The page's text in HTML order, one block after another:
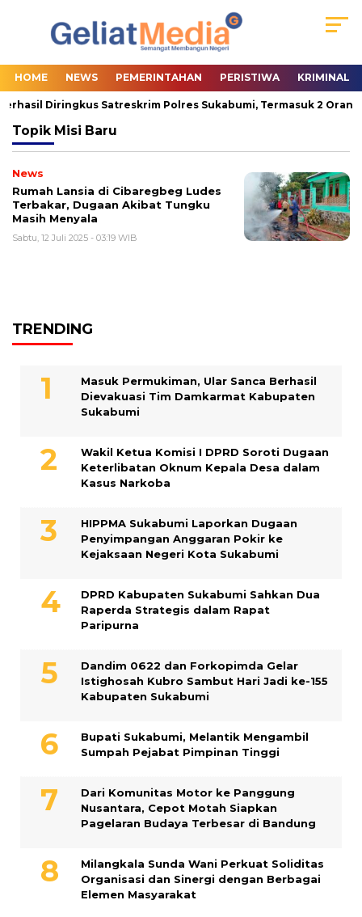
HOME NEWS PEMERINTAHAN PERISTIWA KRIMINAL
Diringkus Satreskrim Polres Sukabumi, Termasuk 2 Orang
Topik Misi Baru
News
Rumah Lansia di Cibaregbeg Ludes
Terbakar, Dugaan Akibat Tungku
Masih Menyala
Sabtu, 12 Juli 2025 - 03:19 WIB
TRENDING
Masuk Permukiman, Ular Sanca Berhasil
Dievakuasi Tim Damkarmat Kabupaten
Sukabumi
Wakil Ketua Komisi I DPRD Soroti Dugaan
Keterlibatan Oknum Kepala Desa dalam
Kasus Narkoba
HIPPMA Sukabumi Laporkan Dugaan
Penyimpangan Anggaran Pokir ke
Kejaksaan Negeri Kota Sukabumi
DPRD Kabupaten Sukabumi Sahkan Dua
Raperda Strategis dalam Rapat
Paripurna
Dandim 0622 dan Forkopimda Gelar
Istighosah Kubro Sambut Hari Jadi ke-155
Kabupaten Sukabumi
Bupati Sukabumi, Melantik Mengambil
Sumpah Pejabat Pimpinan Tinggi
Dari Komunitas Motor ke Panggung
Nusantara, Cepot Motah Siapkan
Pagelaran Budaya Terbesar di Bandung
Milangkala Sunda Wani Perkuat Soliditas
Organisasi dan Sinergi dengan Berbagai
Elemen Masyarakat